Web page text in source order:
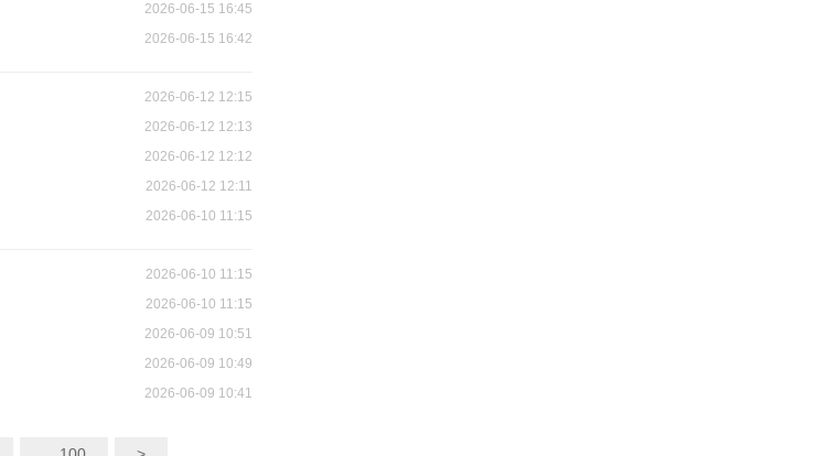
2026-06-15 16:45
2026-06-15 16:42
2026-06-12 12:15
2026-06-12 12:13
2026-06-12 12:12
2026-06-12 12:11
2026-06-10 11:15
2026-06-10 11:15
2026-06-10 11:15
2026-06-09 10:51
2026-06-09 10:49
2026-06-09 10:41